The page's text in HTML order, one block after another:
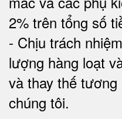
2% trên tổng số
- Chịu trách
lượng hàng loạt
và thay thế
chúng tôi.